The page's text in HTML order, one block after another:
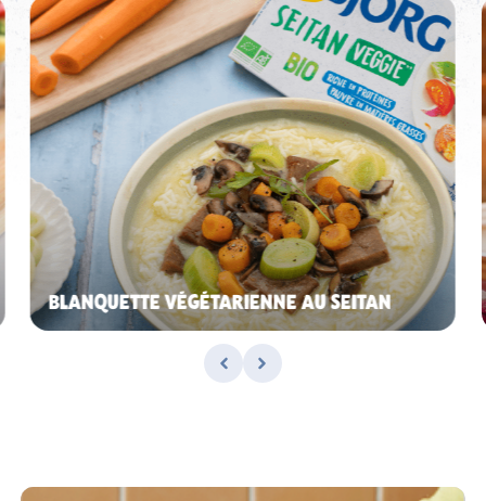
BLANQUETTE VÉGÉTARIENNE AU SEITAN